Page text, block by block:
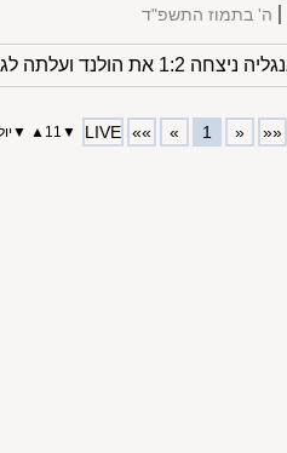
ה' בתמוז התשפ"ד
««
«
1
»
»»
LIVE
▼
11
▲
▼